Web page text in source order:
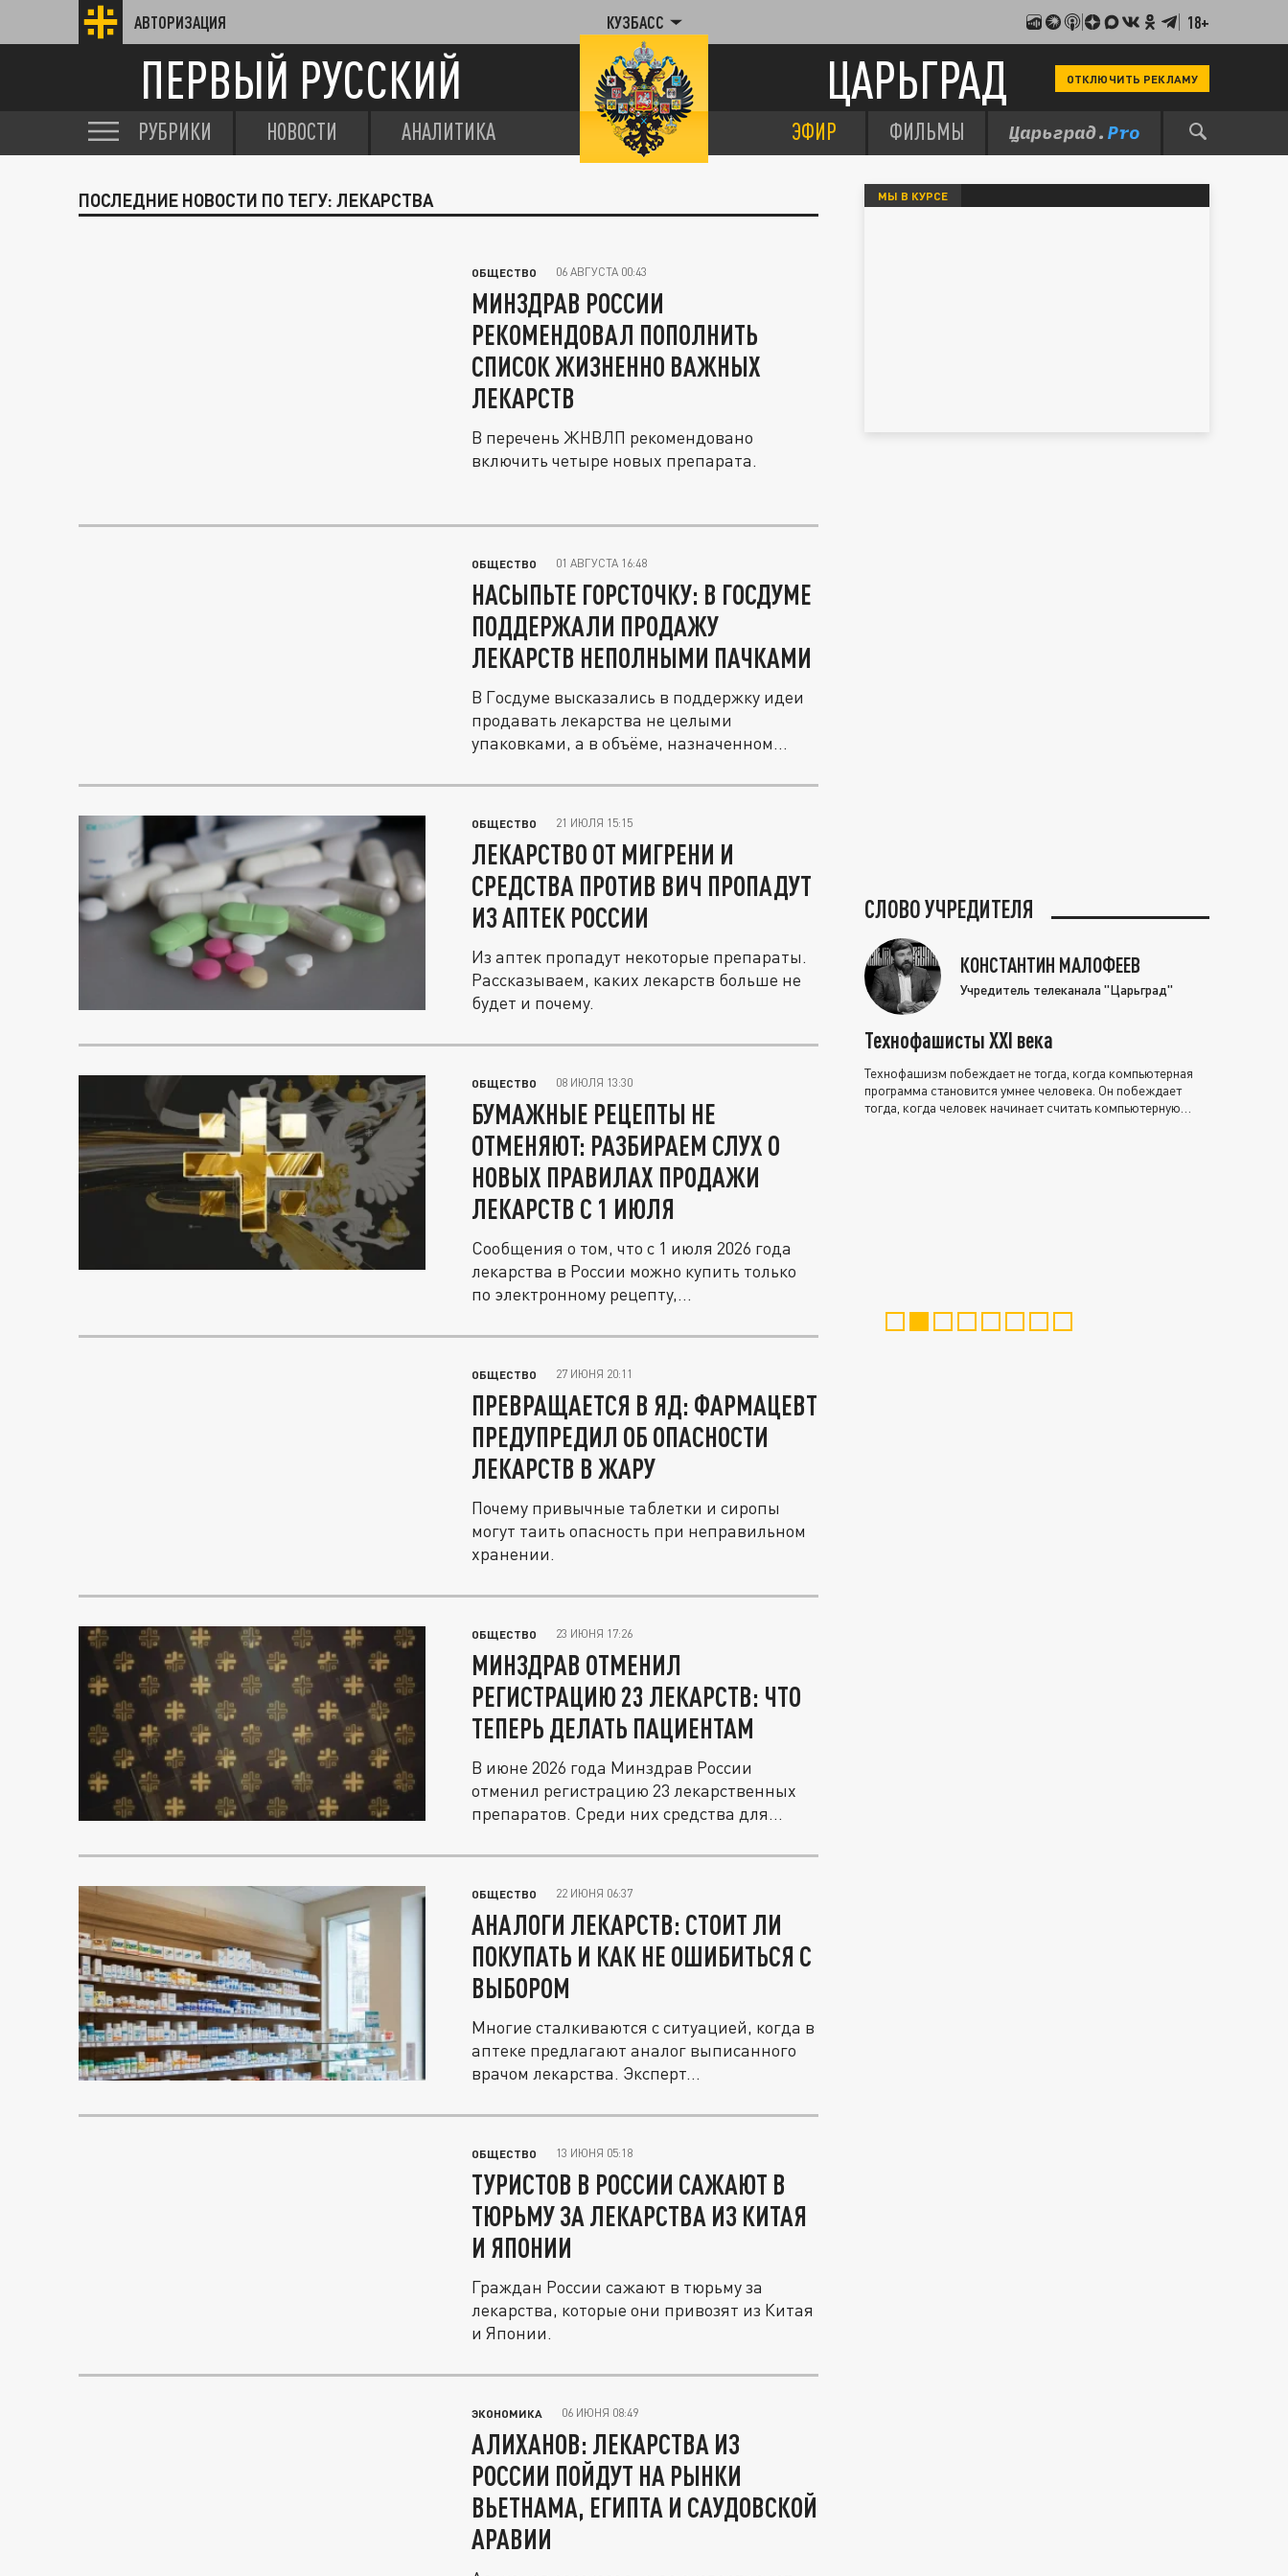
АВТОРИЗАЦИЯ КУЗБАСС 18+
ПЕРВЫЙ РУССКИЙ ЦАРЬГРАД ОТКЛЮЧИТЬ РЕКЛАМУ
РУБРИКИ НОВОСТИ АНАЛИТИКА ЭФИР ФИЛЬМЫ
ПОСЛЕДНИЕ НОВОСТИ ПО ТЕГУ: ЛЕКАРСТВА
ОБЩЕСТВО 06 АВГУСТА 00:43
МИНЗДРАВ РОССИИ
РЕКОМЕНДОВАЛ ПОПОЛНИТЬ
СПИСОК ЖИЗНЕННО ВАЖНЫХ
ЛЕКАРСТВ
В перечень ЖНВЛП рекомендовано
включить четыре новых препарата.
ОБЩЕСТВО 01 АВГУСТА 16:48
НАСЫПЬТЕ ГОРСТОЧКУ: В ГОСДУМЕ
ПОДДЕРЖАЛИ ПРОДАЖУ
ЛЕКАРСТВ НЕПОЛНЫМИ ПАЧКАМИ
В Госдуме высказались в поддержку идеи
продавать лекарства не целыми
упаковками, а в объёме, назначенном...
ОБЩЕСТВО 21 ИЮЛЯ 15:15
ЛЕКАРСТВО ОТ МИГРЕНИ И
СРЕДСТВА ПРОТИВ ВИЧ ПРОПАДУТ
ИЗ АПТЕК РОССИИ
Из аптек пропадут некоторые препараты.
Рассказываем, каких лекарств больше не
будет и почему.
ОБЩЕСТВО 08 ИЮЛЯ 13:30
БУМАЖНЫЕ РЕЦЕПТЫ НЕ
ОТМЕНЯЮТ: РАЗБИРАЕМ СЛУХ О
НОВЫХ ПРАВИЛАХ ПРОДАЖИ
ЛЕКАРСТВ С 1 ИЮЛЯ
Сообщения о том, что с 1 июля 2026 года
лекарства в России можно купить только
по электронному рецепту,...
ОБЩЕСТВО 27 ИЮНЯ 20:11
ПРЕВРАЩАЕТСЯ В ЯД: ФАРМАЦЕВТ
ПРЕДУПРЕДИЛ ОБ ОПАСНОСТИ
ЛЕКАРСТВ В ЖАРУ
Почему привычные таблетки и сиропы
могут таить опасность при неправильном
хранении.
ОБЩЕСТВО 23 ИЮНЯ 17:26
МИНЗДРАВ ОТМЕНИЛ
РЕГИСТРАЦИЮ 23 ЛЕКАРСТВ: ЧТО
ТЕПЕРЬ ДЕЛАТЬ ПАЦИЕНТАМ
В июне 2026 года Минздрав России
отменил регистрацию 23 лекарственных
препаратов. Среди них средства для...
ОБЩЕСТВО 22 ИЮНЯ 06:37
АНАЛОГИ ЛЕКАРСТВ: СТОИТ ЛИ
ПОКУПАТЬ И КАК НЕ ОШИБИТЬСЯ С
ВЫБОРОМ
Многие сталкиваются с ситуацией, когда в
аптеке предлагают аналог выписанного
врачом лекарства. Эксперт...
ОБЩЕСТВО 13 ИЮНЯ 05:18
ТУРИСТОВ В РОССИИ САЖАЮТ В
ТЮРЬМУ ЗА ЛЕКАРСТВА ИЗ КИТАЯ
И ЯПОНИИ
Граждан России сажают в тюрьму за
лекарства, которые они привозят из Китая
и Японии.
ЭКОНОМИКА 06 ИЮНЯ 08:49
АЛИХАНОВ: ЛЕКАРСТВА ИЗ
РОССИИ ПОЙДУТ НА РЫНКИ
ВЬЕТНАМА, ЕГИПТА И САУДОВСКОЙ
АРАВИИ
МЫ В КУРСЕ
СЛОВО УЧРЕДИТЕЛЯ
КОНСТАНТИН МАЛОФЕЕВ
Учредитель телеканала "Царьград"
Технофашисты XXI века
Технофашизм побеждает не тогда, когда компьютерная
программа становится умнее человека. Он побеждает
тогда, когда человек начинает считать компьютерную